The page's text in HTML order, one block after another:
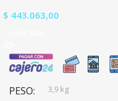
$ 443.063,00
PESO 3,9 kg